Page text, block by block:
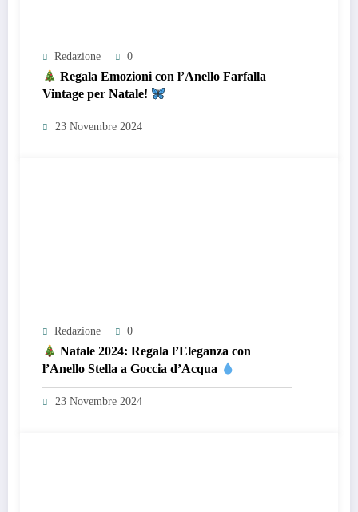
Redazione 0
Regala Emozioni con l’Anello Farfalla
Vintage per Natale!
23 Novembre 2024
Redazione 0
Natale 2024: Regala l’Eleganza con
l’Anello Stella a Goccia d’Acqua
23 Novembre 2024